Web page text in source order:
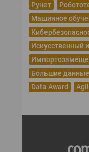
Рунет
Машинное
Искусственный
Большие данные
Data Award